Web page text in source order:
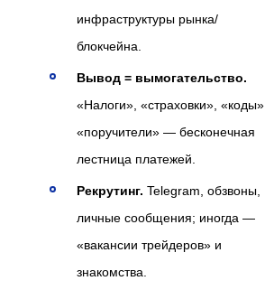
инфраструктуры рынка/
блокчейна.
Вывод = вымогательство.
«Налоги», «страховки», «коды»,
«поручители» — бесконечная
лестница платежей.
Рекрутинг. Telegram, обзвоны,
личные сообщения; иногда —
«вакансии трейдеров» и
знакомства.